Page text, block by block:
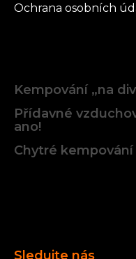
Ochrana osobních
Kempování „na
Přídavné
ano!
Chytré kempování
Sledujte nás